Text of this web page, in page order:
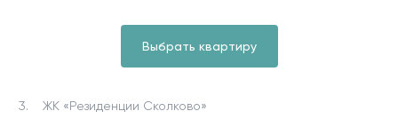
Выбрать квартиру
ЖК «Резиденции Сколково»